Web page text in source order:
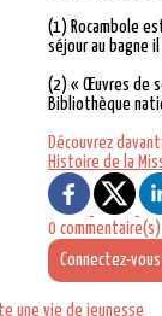
(1) Rocambole
séjour au bagne
(2) « Œuvres de
Bibliothèque
Découvrez
Histoire de la
0 commentaire(s)
Connectez-